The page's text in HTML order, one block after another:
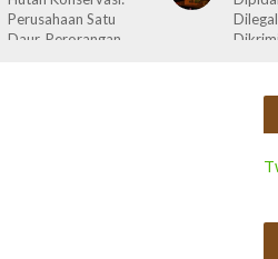
Perusahaan Satu
Daur, Perorangan